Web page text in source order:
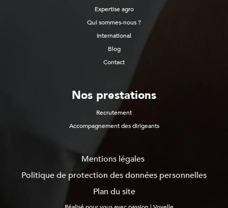
Expertise agro
Qui sommes-nous ?
International
Blog
Contact
Nos prestations
Recrutement
Accompagnement des dirigeants
Mentions légales
Politique de protection des données personnelles
Plan du site